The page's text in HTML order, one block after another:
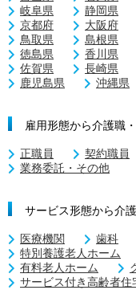
岐阜県
静岡県
京都府
大阪府
鳥取県
島根県
徳島県
香川県
佐賀県
長崎県
鹿児島県
沖縄県
雇用形態から介護職
正職員 契約職員
業務委託・その他
サービス形態から介
医療機関 歯科
特別養護老人ホーム
有料老人ホーム
サービス付き高齢者住